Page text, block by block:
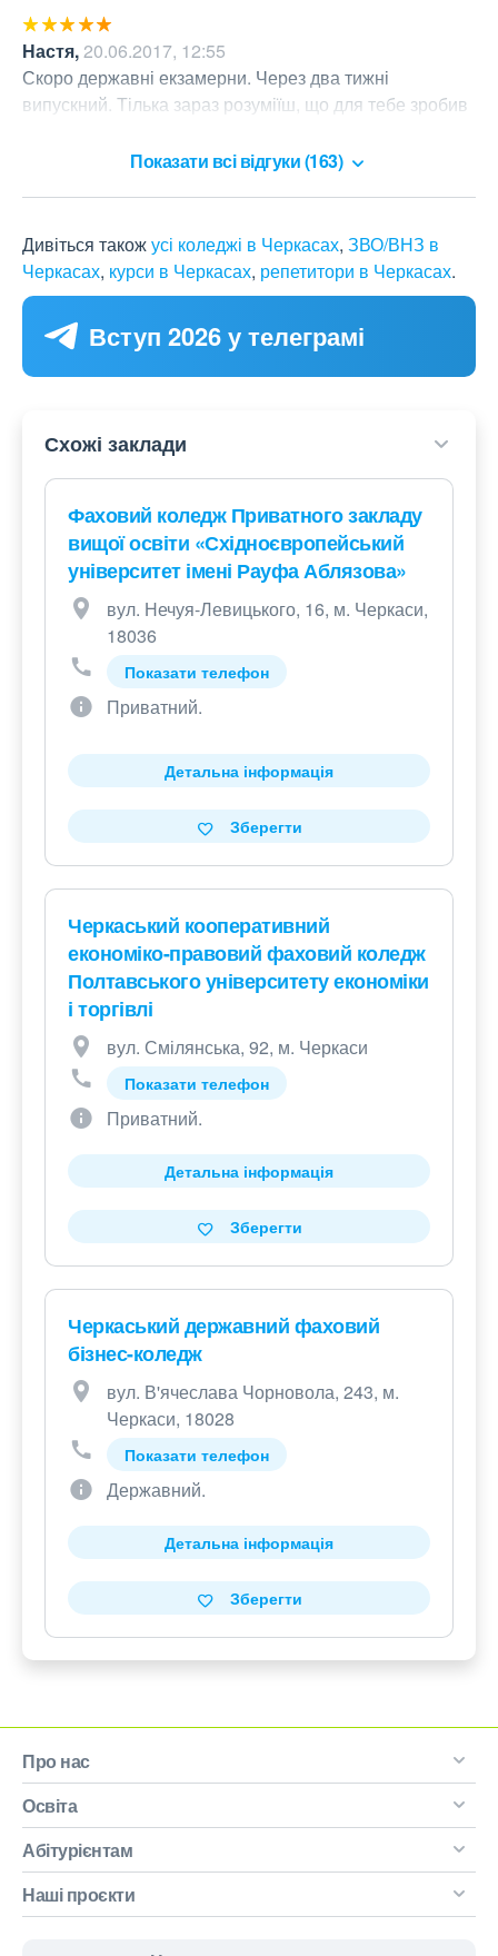
Настя,20.06.2017, 12:55
Скоро державні екзамерни. Через два тижні
випускний. Тілька зараз розуміїш, що для тебе зробив
Показати всі відгуки (163)
Дивіться такожусі коледжі в Черкасах, ЗВО/ВНЗ в
Черкасах, курси в Черкасах, репетитори в Черкасах.
Вступ 2026 у телеграмі
Схожі заклади
Фаховий коледж Приватного закладу
вищої освіти «Східноєвропейський
університет імені Рауфа Аблязова»
вул. Нечуя-Левицького, 16, м. Черкаси,
18036
Показати телефон
Приватний.
Детальна інформація
Зберегти
Черкаський кооперативний
економіко-правовий фаховий коледж
Полтавського університету економіки
і торгівлі
вул. Смілянська, 92, м. Черкаси
Показати телефон
Приватний.
Детальна інформація
Зберегти
Черкаський державний фаховий
бізнес-коледж
вул. В'ячеслава Чорновола, 243, м.
Черкаси, 18028
Показати телефон
Державний.
Детальна інформація
Зберегти
Про нас
Освіта
Абітурієнтам
Наші проєкти